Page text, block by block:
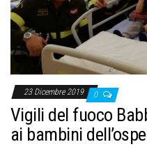
23 Dicembre 2019 0
Vigili del fuoco
ai bambini